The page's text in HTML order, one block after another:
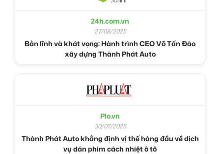
24h.com.vn
27/08/2025
Bản lĩnh và khát vọng: Hành trình CEO Võ Tấn Đào
xây dựng Thành Phát Auto
Plo.vn
30/07/2025
Thành Phát Auto khẳng định vị thế hàng đầu về dịch
vụ dán phim cách nhiệt ô tô